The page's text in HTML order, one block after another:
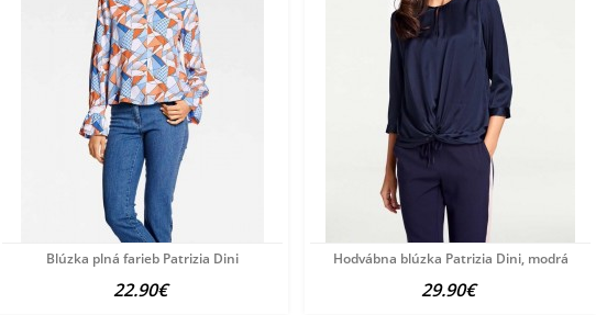
Blúzka plná farieb Patrizia Dini
22.90€
Hodvábna blúzka Patrizia Dini, modrá
29.90€